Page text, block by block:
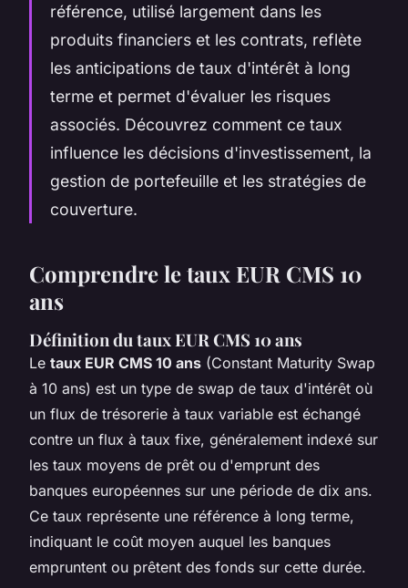
référence, utilisé largement dans les
produits financiers et les contrats, reflète
les anticipations de taux d'intérêt à long
terme et permet d'évaluer les risques
associés. Découvrez comment ce taux
influence les décisions d'investissement, la
gestion de portefeuille et les stratégies de
couverture.
Comprendre le taux EUR CMS 10
ans
Définition du taux EUR CMS 10 ans
Le taux EUR CMS 10 ans (Constant Maturity Swap
à 10 ans) est un type de swap de taux d'intérêt où
un flux de trésorerie à taux variable est échangé
contre un flux à taux fixe, généralement indexé sur
les taux moyens de prêt ou d'emprunt des
banques européennes sur une période de dix ans.
Ce taux représente une référence à long terme,
indiquant le coût moyen auquel les banques
empruntent ou prêtent des fonds sur cette durée.